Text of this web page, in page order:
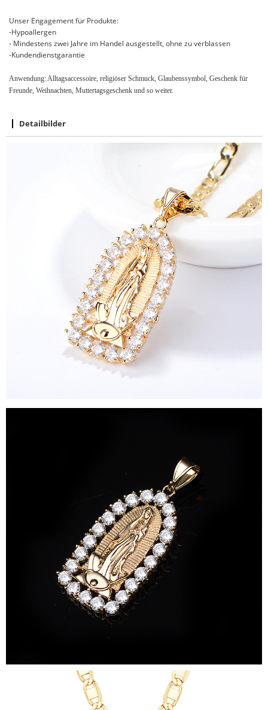
Unser Engagement für Produkte:
-Hypoallergen
- Mindestens zwei Jahre im Handel ausgestellt, ohne zu verblassen
-Kundendienstgarantie
Anwendung: Alltagsaccessoire, religiöser Schmuck, Glaubenssymbol, Geschenk für
Freunde, Weihnachten, Muttertagsgeschenk und so weiter.
Detailbilder